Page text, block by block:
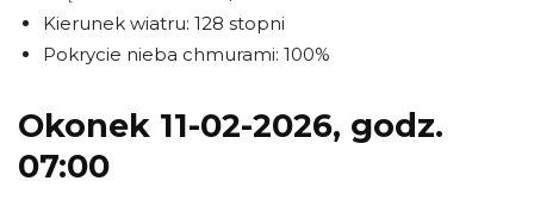
Kierunek wiatru: 128 stopni
Pokrycie nieba chmurami: 100%
Okonek 11-02-2026, godz.
07:00